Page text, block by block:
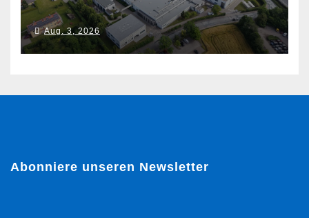
Aug. 3, 2026
Abonniere unseren Newsletter